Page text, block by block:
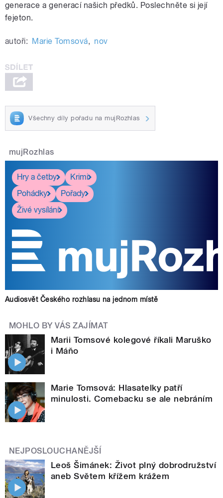
generace a generací našich předků. Poslechněte si její
fejeton.
autoři: Marie Tomsová, nov
Všechny díly pořadu na mujRozhlas
mujRozhlas
Hry a četby
Krimi
Pohádky
Pořady
Živé vysílání
Audiosvět Českého rozhlasu na jednom místě
MOHLO BY VÁS ZAJÍMAT
Marii Tomsové kolegové říkali Maruško
i Máňo
Marie Tomsová: Hlasatelky patří
minulosti. Comebacku se ale nebráním
NEJPOSLOUCHANĚJŠÍ
Leoš Šimánek: Život plný dobrodružství
aneb Světem křížem krážem